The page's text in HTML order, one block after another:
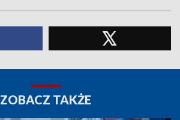
ZOBACZ TAKŻE